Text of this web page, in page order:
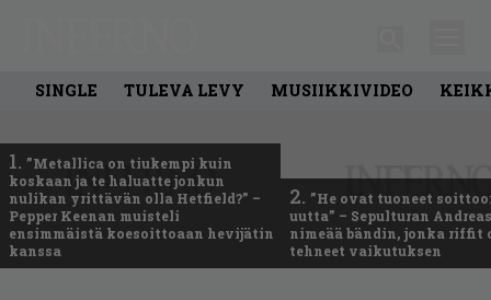
SINGLE TULEVA LEVY MUSIIKKIVIDEO
1. ”Metallica on tiukempi kuin
koskaan ja te haluatte jonkun
nulikan yrittävän olla Hetfield?” –
Pepper Keenan muisteli
ensimmäistä koesoittoaan hevijätin
kanssa
2. ”He ovat tuoneet
uutta” – Sepulturan
nimeää bändin, jonka riffit
tehneet vaikutuksen